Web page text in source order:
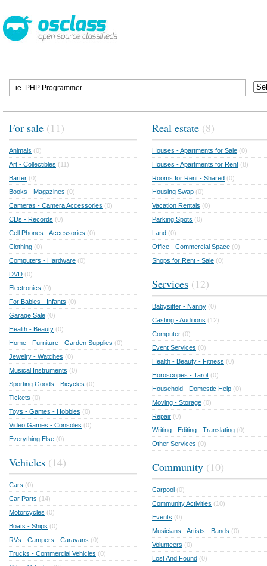
For sale (11)
Animals (0)
Art - Collectibles (11)
Barter (0)
Books - Magazines (0)
Cameras - Camera Accessories (0)
CDs - Records (0)
Cell Phones - Accessories (0)
Clothing (0)
Computers - Hardware (0)
DVD (0)
Electronics (0)
For Babies - Infants (0)
Garage Sale (0)
Health - Beauty (0)
Home - Furniture - Garden Supplies (0)
Jewelry - Watches (0)
Musical Instruments (0)
Sporting Goods - Bicycles (0)
Tickets (0)
Toys - Games - Hobbies (0)
Video Games - Consoles (0)
Everything Else (0)
Vehicles (14)
Cars (0)
Car Parts (14)
Motorcycles (0)
Boats - Ships (0)
RVs - Campers - Caravans (0)
Trucks - Commercial Vehicles (0)
Real estate (8)
Houses - Apartments for Sale (0)
Houses - Apartments for Rent (8)
Rooms for Rent - Shared (0)
Housing Swap (0)
Vacation Rentals (0)
Parking Spots (0)
Land (0)
Office - Commercial Space (0)
Shops for Rent - Sale (0)
Services (12)
Babysitter - Nanny (0)
Casting - Auditions (12)
Computer (0)
Event Services (0)
Health - Beauty - Fitness (0)
Horoscopes - Tarot (0)
Household - Domestic Help (0)
Moving - Storage (0)
Repair (0)
Writing - Editing - Translating (0)
Other Services (0)
Community (10)
Carpool (0)
Community Activities (10)
Events (0)
Musicians - Artists - Bands (0)
Volunteers (0)
Lost And Found (0)